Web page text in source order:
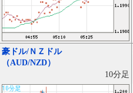
豪ドル/ＮＺドル
（AUD/NZD）
10分足